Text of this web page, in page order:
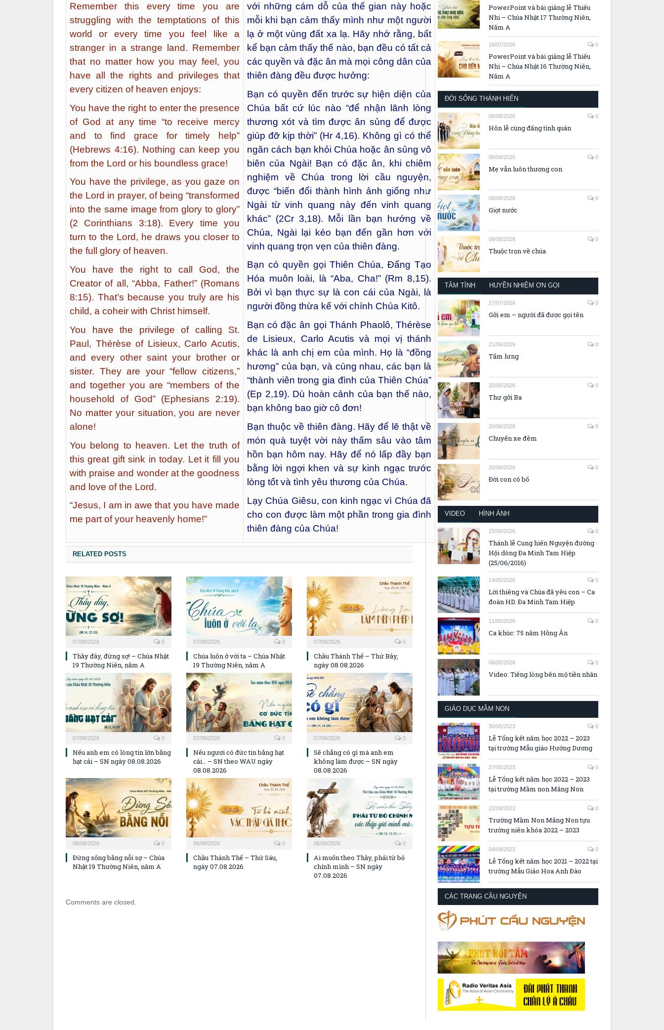
Remember this every time you are
struggling with the temptations of this
world or every time you feel like a
stranger in a strange land. Remember
that no matter how you may feel, you
have all the rights and privileges that
every citizen of heaven enjoys:
You have the right to enter the presence
of God at any time “to receive mercy
and to find grace for timely help”
(Hebrews 4:16). Nothing can keep you
from the Lord or his boundless grace!
You have the privilege, as you gaze on
the Lord in prayer, of being “transformed
into the same image from glory to glory”
(2 Corinthians 3:18). Every time you
turn to the Lord, he draws you closer to
the full glory of heaven.
You have the right to call God, the
Creator of all, “Abba, Father!” (Romans
8:15). That’s because you truly are his
child, a coheir with Christ himself.
You have the privilege of calling St.
Paul, Thérèse of Lisieux, Carlo Acutis,
and every other saint your brother or
sister. They are your “fellow citizens,”
and together you are “members of the
household of God” (Ephesians 2:19).
No matter your situation, you are never
alone!
You belong to heaven. Let the truth of
this great gift sink in today. Let it fill you
with praise and wonder at the goodness
and love of the Lord.
“Jesus, I am in awe that you have made
me part of your heavenly home!”
với những cám dỗ của thế gian này hoặc
mỗi khi bạn cảm thấy mình như một người
lạ ở một vùng đất xa lạ. Hãy nhớ rằng, bất
kể bạn cảm thấy thế nào, bạn đều có tất cả
các quyền và đặc ân mà mọi công dân của
thiên đàng đều được hưởng:
Bạn có quyền đến trước sự hiện diện của
Chúa bất cứ lúc nào “để nhận lãnh lòng
thương xót và tìm được ân sủng để được
giúp đỡ kịp thời” (Hr 4,16). Không gì có thể
ngăn cách bạn khỏi Chúa hoặc ân sủng vô
biên của Ngài! Bạn có đặc ân, khi chiêm
nghiệm về Chúa trong lời cầu nguyện,
được “biến đổi thành hình ảnh giống như
Ngài từ vinh quang này đến vinh quang
khác” (2Cr 3,18). Mỗi lần bạn hướng về
Chúa, Ngài lại kéo bạn đến gần hơn với
vinh quang trọn vẹn của thiên đàng.
Bạn có quyền gọi Thiên Chúa, Đấng Tạo
Hóa muôn loài, là “Aba, Cha!” (Rm 8,15).
Bởi vì bạn thực sự là con cái của Ngài, là
người đồng thừa kế với chính Chúa Kitô.
Bạn có đặc ân gọi Thánh Phaolô, Thérèse
de Lisieux, Carlo Acutis và mọi vị thánh
khác là anh chị em của mình. Họ là “đồng
hương” của bạn, và cùng nhau, các bạn là
“thành viên trong gia đình của Thiên Chúa”
(Ep 2,19). Dù hoàn cảnh của bạn thế nào,
bạn không bao giờ cô đơn!
Bạn thuộc về thiên đàng. Hãy để lẽ thật về
món quà tuyệt vời này thấm sâu vào tâm
hồn bạn hôm nay. Hãy để nó lấp đầy bạn
bằng lời ngợi khen và sự kinh ngạc trước
lòng tốt và tình yêu thương của Chúa.
Lạy Chúa Giêsu, con kinh ngạc vì Chúa đã
cho con được làm một phần trong gia đình
thiên đàng của Chúa!
RELATED POSTS
07/08/2026 0
Thầy đây, đừng sợ! – Chúa Nhật
19 Thường Niên, năm A
07/08/2026 0
Chúa luôn ở với ta – Chúa Nhật
19 Thường Niên, năm A
07/08/2026 0
Chầu Thánh Thể – Thứ Bảy,
ngày 08.08.2026
07/08/2026 0
Nếu anh em có lòng tin lớn bằng
hạt cải – SN ngày 08.08.2026
07/08/2026 0
Nếu ngươi có đức tin bằng hạt
cải… – SN theo WAU ngày
08.08.2026
07/08/2026 0
Sẽ chẳng có gì mà anh em
không làm được – SN ngày
08.08.2026
06/08/2026 0
Đừng sống bằng nỗi sợ – Chúa
Nhật 19 Thường Niên, năm A
06/08/2026 0
Chầu Thánh Thể – Thứ Sáu,
ngày 07.08.2026
06/08/2026 0
Ai muốn theo Thầy, phải từ bỏ
chính mình – SN ngày
07.08.2026
Comments are closed.
PowerPoint và bài giảng lễ Thiếu
Nhi – Chúa Nhật 17 Thường Niên,
Năm A
16/07/2026 0
PowerPoint và bài giảng lễ Thiếu
Nhi – Chúa Nhật 16 Thường Niên,
Năm A
ĐỜI SỐNG THÁNH HIẾN
06/08/2026 0
Hôn lễ cùng đấng tình quân
06/08/2026 0
Mẹ vẫn luôn thương con
06/08/2026 0
Giọt nước
06/08/2026 0
Thuộc trọn về chúa
TÂM TÌNH HUYỀN NHIỆM ƠN GỌI
27/07/2026 0
Gởi em – người đã được gọi tên
21/06/2026 0
Tấm lưng
20/06/2026 0
Thư gởi Ba
20/06/2026 0
Chuyến xe đêm
20/06/2026 0
Đời con có bố
VIDEO HÌNH ẢNH
25/06/2026 0
Thánh lễ Cung hiến Nguyện đường
Hội dòng Đa Minh Tam Hiệp
(25/06/2016)
14/05/2026 0
Lời thiêng và Chúa đã yêu con – Ca
đoàn HD. Đa Minh Tam Hiệp
11/05/2026 0
Ca khúc: 75 năm Hồng Ân
06/05/2026 0
Video: Tiếng lòng bên mộ tiền nhân
GIÁO DỤC MẦM NON
30/05/2023 0
Lễ Tổng kết năm học 2022 – 2023
tại trường Mẫu giáo Hướng Dương
27/05/2023 0
Lễ Tổng kết năm học 2022 – 2023
tại trường Mầm non Măng Non
22/08/2022 0
Trường Mầm Non Măng Non tựu
trường niên khóa 2022 – 2023
04/08/2022 0
Lễ Tổng kết năm học 2021 – 2022 tại
trường Mẫu Giáo Hoa Anh Đào
CÁC TRANG CẦU NGUYỆN